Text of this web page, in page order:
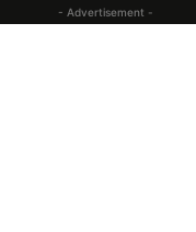
- Advertisement -